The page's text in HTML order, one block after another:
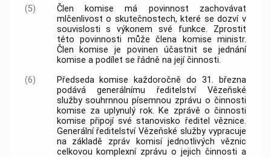
(5)
Člen komise má povinnost zachovávat
mlčenlivost o skutečnostech, které se dozví v
souvislosti s výkonem své funkce. Zprostit
této povinnosti může člena komise ministr.
Člen komise je povinen účastnit se jednání
komise a podílet se řádně na její činnosti.
(6)
Předseda komise každoročně do 31. března
podává generálnímu ředitelství Vězeňské
služby souhrnnou písemnou zprávu o činnosti
komise za uplynulý rok. Ke zprávě o činnosti
komise připojí své stanovisko ředitel věznice.
Generální ředitelství Vězeňské služby vypracuje
na základě zpráv komisí jednotlivých věznic
celkovou komplexní zprávu o jejich činnosti a